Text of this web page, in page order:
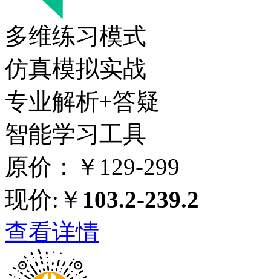
多维练习模式
仿真模拟实战
专业解析+答疑
智能学习工具
原价：￥129-299
现价:￥ 103.2-239.2
查看详情